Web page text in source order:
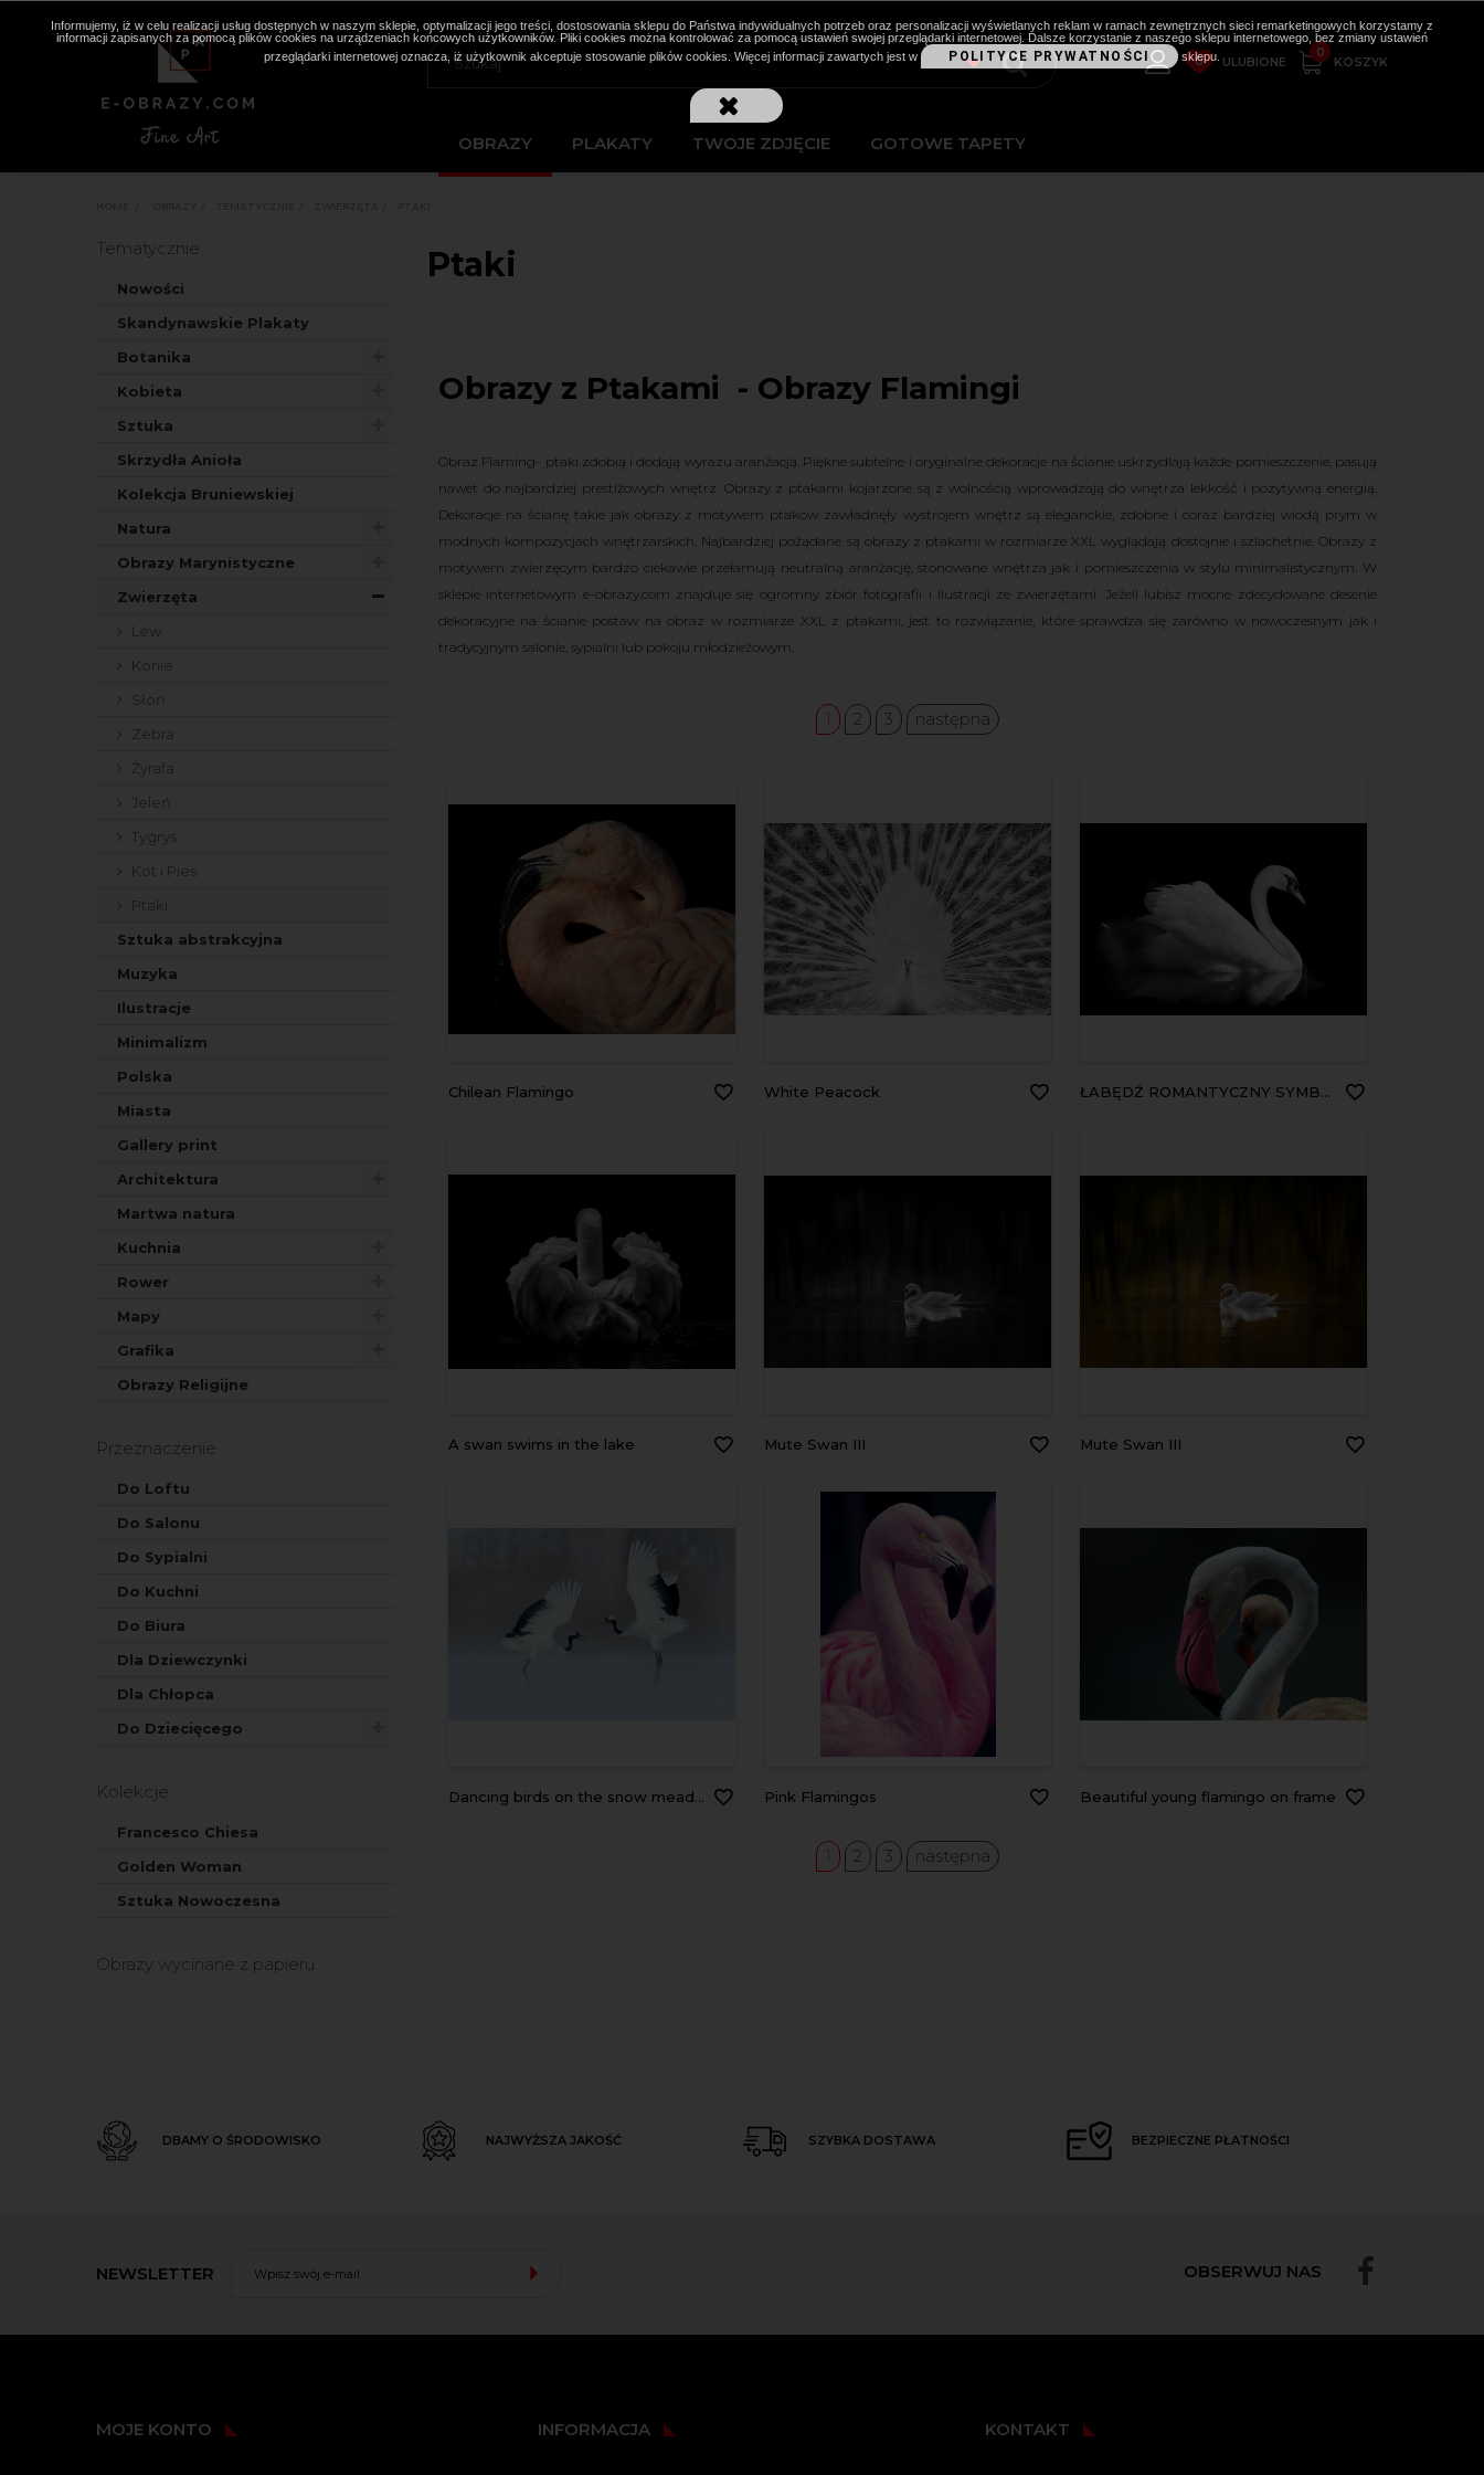
0 ULUBIONE
0
KOSZYK
OBRAZY PLAKATY TWOJE ZDJĘCIE GOTOWE TAPETY
Tematycznie
Nowości
Skandynawskie Plakaty
Botanika
Kobieta
Sztuka
Skrzydła Anioła
Kolekcja Bruniewskiej
Natura
Obrazy Marynistyczne
Zwierzęta
Lew
Konie
Słoń
Zebra
Żyrafa
Jeleń
Tygrys
Kot i Pies
Ptaki
Sztuka abstrakcyjna
Muzyka
Ilustracje
Minimalizm
Polska
Miasta
Gallery print
Architektura
Martwa natura
Kuchnia
Rower
Mapy
Grafika
Obrazy Religijne
Przeznaczenie
Do Loftu
Do Salonu
Do Sypialni
Do Kuchni
Do Biura
Dla Dziewczynki
Dla Chłopca
Do Dziecięcego
Kolekcje
Francesco Chiesa
Golden Woman
Sztuka Nowoczesna
Obrazy wycinane z papieru
Ptaki
Obrazy z Ptakami - Obrazy Flamingi
Obraz Flaming- ptaki zdobią i dodają wyrazu aranżacją. Piękne subtelne i oryginalne dekoracje na ścianie uskrzydlają każde pomieszczenie, pasują
nawet do najbardziej prestiżowych wnętrz. Obrazy z ptakami kojarzone są z wolnością wprowadzają do wnętrza lekkość i pozytywną energią.
Dekoracje na ścianę takie jak obrazy z motywem ptaków zawładnęły wystrojem wnętrz są eleganckie, zdobne i coraz bardziej wiodą prym w
modnych kompozycjach wnętrzarskich. Najbardziej pożądane są obrazy z ptakami w rozmiarze XXL wyglądają dostojnie i szlachetnie. Obrazy z
motywem zwierzęcym bardzo ciekawie przełamują neutralną aranżację, stonowane wnętrza jak i pomieszczenia w stylu minimalistycznym. W
sklepie internetowym e-obrazy.com znajduje się ogromny zbiór fotografii i ilustracji ze zwierzętami. Jeżeli lubisz mocne zdecydowane desenie
dekoracyjne na ścianie postaw na obraz w rozmiarze XXL z ptakami, jest to rozwiązanie, które sprawdza się zarówno w nowoczesnym jak i
tradycyjnym salonie, sypialni lub pokoju młodzieżowym.
1 2 3 następna
Chilean Flamingo White Peacock ŁABĘDŹ ROMANTYCZNY SYMBOL MIŁOŚCI
a swan swims in the lake Mute Swan III Mute Swan III
Dancing birds on the snow meadow. Crane from Japan. Pink Flamingos Beautiful young flamingo on frame
1 2 3 następna
DBAMY O ŚRODOWISKO NAJWYŻSZA JAKOŚĆ SZYBKA DOSTAWA BEZPIECZNE PŁATNOŚCI
NEWSLETTER OBSERWUJ NAS
MOJE KONTO INFORMACJA KONTAKT
Informujemy, iż w celu realizacji usług dostępnych w naszym sklepie, optymalizacji jego treści, dostosowania sklepu do Państwa indywidualnych potrzeb oraz personalizacji wyświetlanych reklam w ramach zewnętrznych sieci remarketingowych korzystamy z
informacji zapisanych za pomocą plików cookies na urządzeniach końcowych użytkowników. Pliki cookies można kontrolować za pomocą ustawień swojej przeglądarki internetowej. Dalsze korzystanie z naszego sklepu internetowego, bez zmiany ustawień
przeglądarki internetowej oznacza, iż użytkownik akceptuje stosowanie plików cookies. Więcej informacji zawartych jest w
POLITYCE PRYWATNOŚCI sklepu.